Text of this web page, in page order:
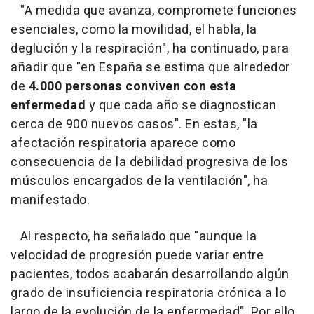
"A medida que avanza, compromete funciones
esenciales, como la movilidad, el habla, la
deglución y la respiración", ha continuado, para
añadir que "en España se estima que alrededor
de 4.000 personas conviven con esta
enfermedad y que cada año se diagnostican
cerca de 900 nuevos casos". En estas, "la
afectación respiratoria aparece como
consecuencia de la debilidad progresiva de los
músculos encargados de la ventilación", ha
manifestado.
Al respecto, ha señalado que "aunque la
velocidad de progresión puede variar entre
pacientes, todos acabarán desarrollando algún
grado de insuficiencia respiratoria crónica a lo